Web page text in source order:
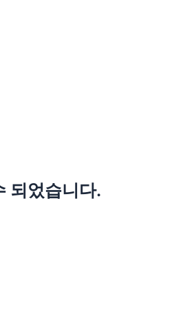
되었습니다.